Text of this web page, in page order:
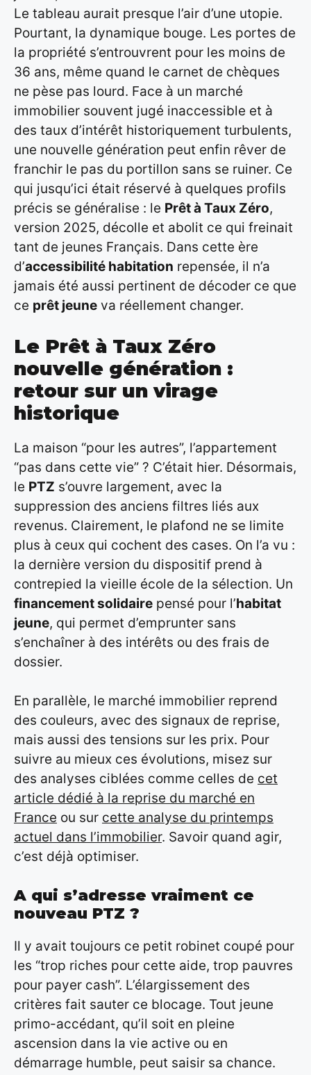
Le tableau aurait presque l’air d’une utopie.
Pourtant, la dynamique bouge. Les portes de
la propriété s’entrouvrent pour les moins de
36 ans, même quand le carnet de chèques
ne pèse pas lourd. Face à un marché
immobilier souvent jugé inaccessible et à
des taux d’intérêt historiquement turbulents,
une nouvelle génération peut enfin rêver de
franchir le pas du portillon sans se ruiner. Ce
qui jusqu’ici était réservé à quelques profils
précis se généralise : le Prêt à Taux Zéro,
version 2025, décolle et abolit ce qui freinait
tant de jeunes Français. Dans cette ère
d’accessibilité habitation repensée, il n’a
jamais été aussi pertinent de décoder ce que
ce prêt jeune va réellement changer.
Le Prêt à Taux Zéro
nouvelle génération :
retour sur un virage
historique
La maison “pour les autres”, l’appartement
“pas dans cette vie” ? C’était hier. Désormais,
le PTZ s’ouvre largement, avec la
suppression des anciens filtres liés aux
revenus. Clairement, le plafond ne se limite
plus à ceux qui cochent des cases. On l’a vu :
la dernière version du dispositif prend à
contrepied la vieille école de la sélection. Un
financement solidaire pensé pour l’habitat
jeune, qui permet d’emprunter sans
s’enchaîner à des intérêts ou des frais de
dossier.
En parallèle, le marché immobilier reprend
des couleurs, avec des signaux de reprise,
mais aussi des tensions sur les prix. Pour
suivre au mieux ces évolutions, misez sur
des analyses ciblées comme celles de cet
article dédié à la reprise du marché en
France ou sur cette analyse du printemps
actuel dans l’immobilier. Savoir quand agir,
c’est déjà optimiser.
A qui s’adresse vraiment ce
nouveau PTZ ?
Il y avait toujours ce petit robinet coupé pour
les “trop riches pour cette aide, trop pauvres
pour payer cash”. L’élargissement des
critères fait sauter ce blocage. Tout jeune
primo-accédant, qu’il soit en pleine
ascension dans la vie active ou en
démarrage humble, peut saisir sa chance.